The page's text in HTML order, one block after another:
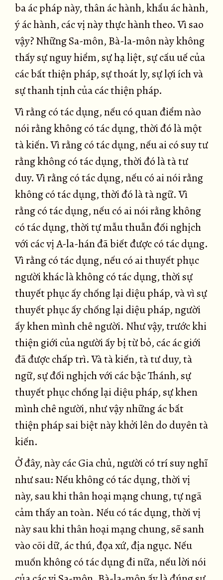
ba ác pháp này, thân ác hành, khẩu ác hành,
ý ác hành, các vị này thực hành theo. Vì sao
vậy? Những Sa-môn, Bà-la-môn này không
thấy sự nguy hiểm, sự hạ liệt, sự cấu uế của
các bất thiện pháp, sự thoát ly, sự lợi ích và
sự thanh tịnh của các thiện pháp.
Vì rằng có tác dụng, nếu có quan điểm nào
nói rằng không có tác dụng, thời đó là một
tà kiến. Vì rằng có tác dụng, nếu ai có suy tư
rằng không có tác dụng, thời đó là tà tư
duy. Vì rằng có tác dụng, nếu có ai nói rằng
không có tác dụng, thời đó là tà ngữ. Vì
rằng có tác dụng, nếu có ai nói rằng không
có tác dụng, thời tự mẫu thuẫn đối nghịch
với các vị A-la-hán đã biết được có tác dụng.
Vì rằng có tác dụng, nếu có ai thuyết phục
người khác là không có tác dụng, thời sự
thuyết phục ấy chống lại diệu pháp, và vì sự
thuyết phục ấy chống lại diệu pháp, người
ấy khen mình chê người. Như vậy, trước khi
thiện giới của người ấy bị từ bỏ, các ác giới
đã được chấp trì. Và tà kiến, tà tư duy, tà
ngữ, sự đối nghịch với các bậc Thánh, sự
thuyết phục chống lại diệu pháp, sự khen
mình chê người, như vậy những ác bất
thiện pháp sai biệt này khởi lên do duyên tà
kiến.
Ở đây, này các Gia chủ, người có trí suy nghĩ
như sau: Nếu không có tác dụng, thời vị
này, sau khi thân hoại mạng chung, tự ngã
cảm thấy an toàn. Nếu có tác dụng, thời vị
này sau khi thân hoại mạng chung, sẽ sanh
vào cõi dữ, ác thú, đọa xứ, địa ngục. Nếu
muốn không có tác dụng đi nữa, nếu lời nói